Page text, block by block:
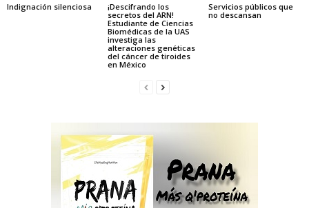
Indignación silenciosa
¡Descifrando los
secretos del ARN!
Estudiante de Ciencias
Biomédicas de la UAS
investiga las
alteraciones genéticas
del cáncer de tiroides
en México
Servicios públicos que
no descansan